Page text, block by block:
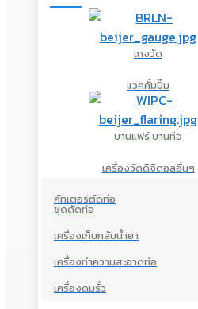
เกจวัด
แวคคั่มปั๊ม
บานแฟร์ บานท่อ
เครื่องวัดดิจิตอลอื่นๆ
คัทเตอร์ตัดท่อ
ชุดดัดท่อ
เครื่องเก็บกลับน้ำยา
เครื่องทำความสะอาดท่อ
เครื่องดมรั่ว